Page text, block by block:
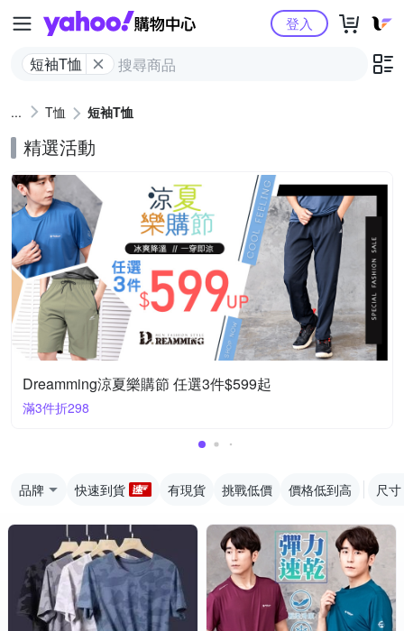
Yahoo購物中心
短袖T恤
登入
T恤 短袖T恤
精選活動
Dreamming涼夏樂購節 任選3件$599起
滿3件折298
品牌 快速到貨 有現貨 挑戰低價 價格低到高 尺寸